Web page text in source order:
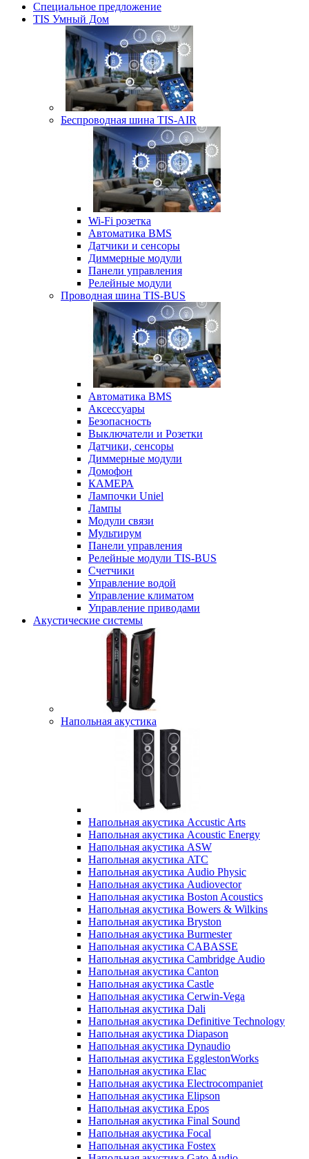
Специальное предложение
TIS Умный Дом
Беспроводная шина TIS-AIR
Wi-Fi розетка
Автоматика BMS
Датчики и сенсоры
Диммерные модули
Панели управления
Релейные модули
Проводная шина TIS-BUS
Автоматика BMS
Аксессуары
Безопасность
Выключатели и Розетки
Датчики, сенсоры
Диммерные модули
Домофон
КАМЕРА
Лампочки Uniel
Лампы
Модули связи
Мультирум
Панели управления
Релейные модули TIS-BUS
Счетчики
Управление водой
Управление климатом
Управление приводами
Акустические системы
Напольная акустика
Напольная акустика Accustic Arts
Напольная акустика Acoustic Energy
Напольная акустика ASW
Напольная акустика ATC
Напольная акустика Audio Physic
Напольная акустика Audiovector
Напольная акустика Boston Acoustics
Напольная акустика Bowers & Wilkins
Напольная акустика Bryston
Напольная акустика Burmester
Напольная акустика CABASSE
Напольная акустика Cambridge Audio
Напольная акустика Canton
Напольная акустика Castle
Напольная акустика Cerwin-Vega
Напольная акустика Dali
Напольная акустика Definitive Technology
Напольная акустика Diapason
Напольная акустика Dynaudio
Напольная акустика EgglestonWorks
Напольная акустика Elac
Напольная акустика Electrocompaniet
Напольная акустика Elipson
Напольная акустика Epos
Напольная акустика Final Sound
Напольная акустика Focal
Напольная акустика Fostex